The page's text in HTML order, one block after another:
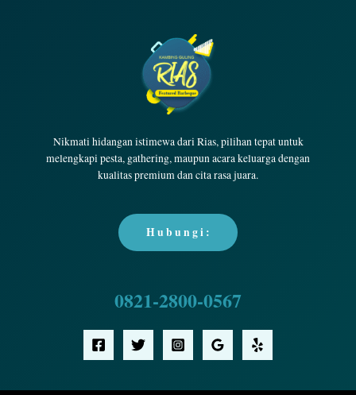
Nikmati hidangan istimewa dari Rias, pilihan tepat untuk
melengkapi pesta, gathering, maupun acara keluarga dengan
kualitas premium dan cita rasa juara.
H u b u n g i :
0821-2800-0567